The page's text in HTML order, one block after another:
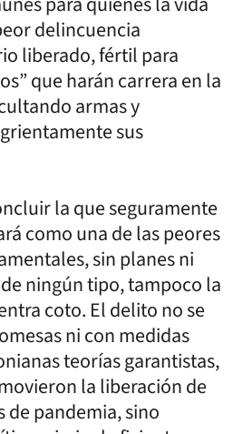
delincuencia
liberado, fértil para
que harán carrera en la
armas y
sus
la que seguramente
como una de las peores
sin planes ni
ningún tipo, tampoco la
coto. El delito no se
ni con medidas
teorías garantistas,
la liberación de
de pandemia, sino